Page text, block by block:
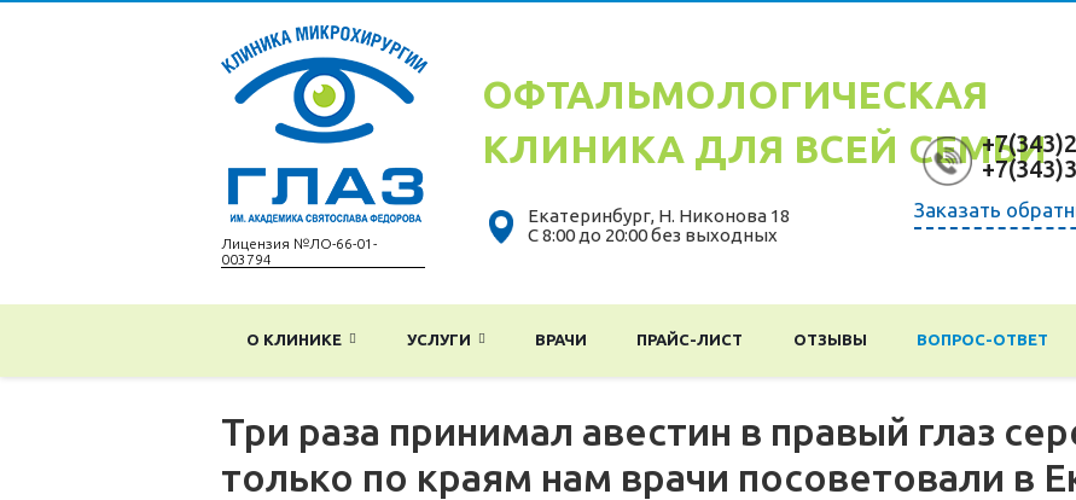
Лицензия №ЛО-66-01-
003794
ОФТАЛЬМОЛОГИЧЕСКАЯ
КЛИНИКА ДЛЯ ВСЕЙ СЕМЬИ
Екатеринбург, Н. Никонова 18
С 8:00 до 20:00 без выходных
Заказать
О КЛИНИКЕ УСЛУГИ ВРАЧИ ПРАЙС-ЛИСТ ОТЗЫВЫ ВОПРОС-ОТВЕТ
Три раза принимал авестин в правый глаз
только по краям нам врачи посоветовали в